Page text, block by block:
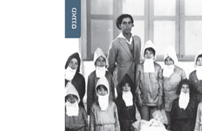
שולי לינדר ירקוני